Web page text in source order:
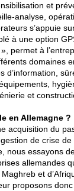
et
analyse,
s’appuie
à une option
permet à
domaines
d’information,
et
en Allemagne ?
acquisition du
de crise
nous essayons
allemandes
et
proposons